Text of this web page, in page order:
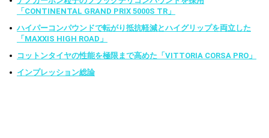
「CONTINENTAL GRAND PRIX 5000S TR」
ハイパーコンパウンドで転がり抵抗軽減とハイグリップを両立した
「MAXXIS HIGH ROAD」
コットンタイヤの性能を極限まで高めた「VITTORIA CORSA PRO」
インプレッション総論